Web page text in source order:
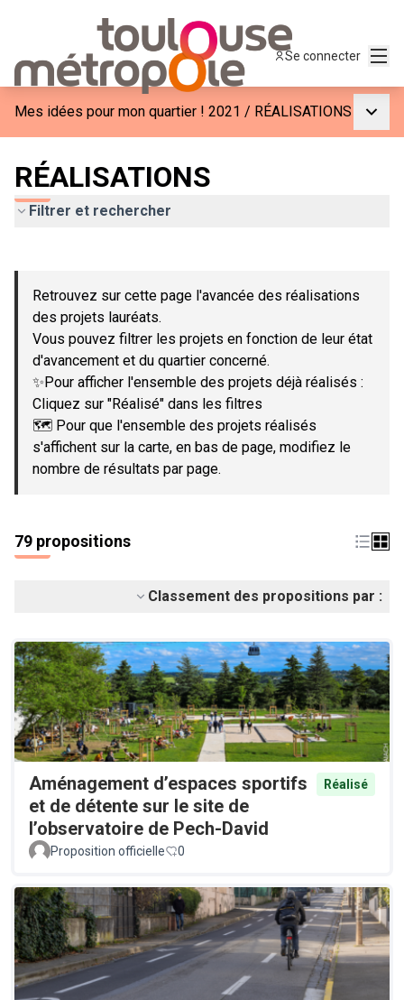
Se connecter
Mes idées pour mon quartier ! 2021 / RÉALISATIONS
RÉALISATIONS
Filtrer et rechercher
−
Retrouvez sur cette page l'avancée des réalisations
des projets lauréats.
Vous pouvez filtrer les projets en fonction de leur état
d'avancement et du quartier concerné.
✨Pour afficher l'ensemble des projets déjà réalisés :
Cliquez sur "Réalisé" dans les filtres
🗺️ Pour que l'ensemble des projets réalisés
s'affichent sur la carte, en bas de page, modifiez le
nombre de résultats par page.
79 propositions
Classement des propositions par :
Aménagement d’espaces sportifs
et de détente sur le site de
l’observatoire de Pech-David
Réalisé
Proposition officielle 0